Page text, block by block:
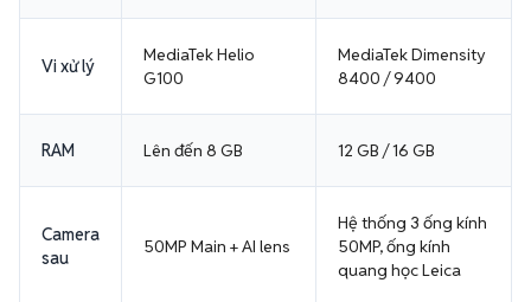
Vi xử lý
MediaTek Helio
G100
MediaTek Dimensity
8400 / 9400
RAM Lên đến 8 GB 12 GB / 16 GB
Camera
sau
50MP Main + AI lens
Hệ thống 3 ống kính
50MP, ống kính
quang học Leica